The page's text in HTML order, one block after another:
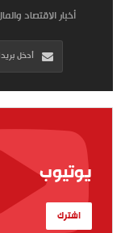
أخبار الاقتصاد
يوتيوب
اشترك